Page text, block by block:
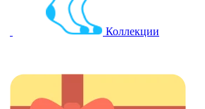
Коллекции